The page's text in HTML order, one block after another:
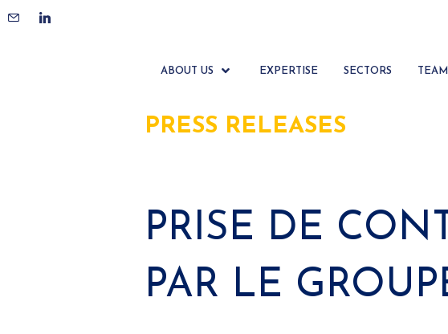
ABOUT US EXPERTISE SECTORS TEAM
PRESS RELEASES
PRISE DE
PAR LE